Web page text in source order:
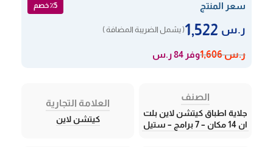
سعر المنتج ٪5 خصم
ر.س ( يشمل الضريبة المضافة )
ر.س1,606 وفر 84 ر.س
الصنف
جلاية اطباق كيتشن لاين بلت
ان 14 مكان – 7 برامج – ستيل
العلامة التجارية
كيتشن لاين